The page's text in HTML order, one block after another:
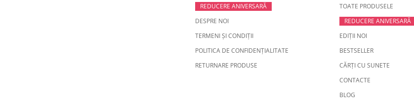
REDUCERE ANIVERSARĂ
DESPRE NOI
TERMENI ȘI CONDIȚII
POLITICA DE CONFIDENȚIALITATE
RETURNARE PRODUSE
TOATE PRODUSELE
REDUCERE ANIVERSARĂ
EDIȚII NOI
BESTSELLER
CĂRȚI CU SUNETE
CONTACTE
BLOG